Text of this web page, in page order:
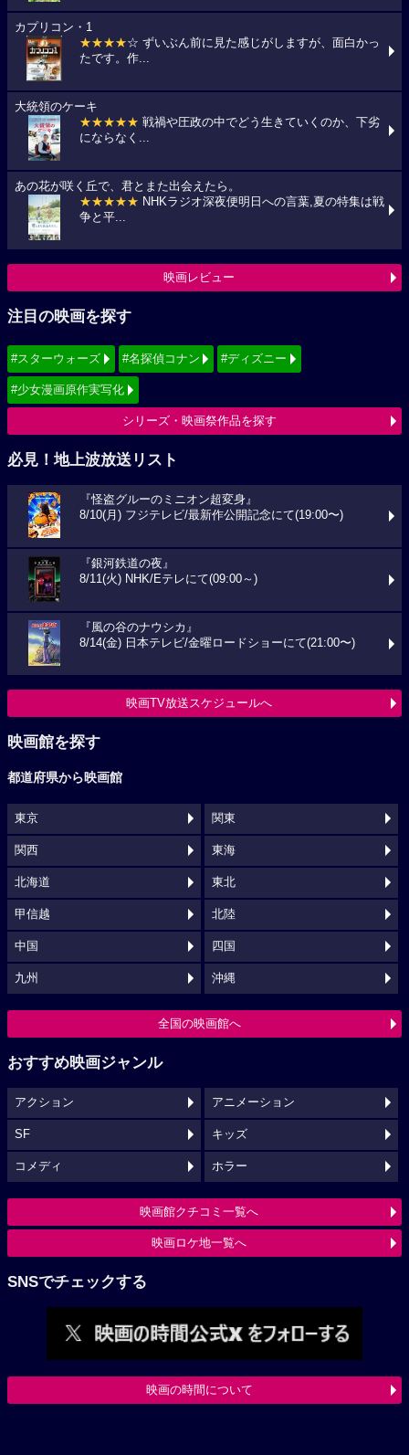
カプリコン・1
★★★★☆ ずいぶん前に見た感じがしますが、面白かっ
たです。作...
大統領のケーキ
★★★★★ 戦禍や圧政の中でどう生きていくのか、下劣
にならなく...
あの花が咲く丘で、君とまた出会えたら。
★★★★★ NHKラジオ深夜便明日への言葉,夏の特集は戦
争と平...
映画レビュー
注目の映画を探す
#スターウォーズ #名探偵コナン #ディズニー
#少女漫画原作実写化
シリーズ・映画祭作品を探す
必見！地上波放送リスト
『怪盗グルーのミニオン超変身』
8/10(月) フジテレビ/最新作公開記念にて(19:00〜)
『銀河鉄道の夜』
8/11(火) NHK/Eテレにて(09:00～)
『風の谷のナウシカ』
8/14(金) 日本テレビ/金曜ロードショーにて(21:00〜)
映画TV放送スケジュールへ
映画館を探す
都道府県から映画館
東京 関東
関西 東海
北海道 東北
甲信越 北陸
中国 四国
九州 沖縄
全国の映画館へ
おすすめ映画ジャンル
アクション アニメーション
SF キッズ
コメディ ホラー
映画館クチコミ一覧へ
映画ロケ地一覧へ
SNSでチェックする
映画の時間について